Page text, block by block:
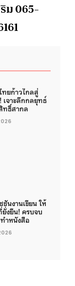
ม 065-
ทยก้าวไกลสู่
เจาะลึกกลยุทธ์
ทธิ์สากล
นงานเขียน ให้
ยั่งยืน! ครบจบ
ำหนังสือ